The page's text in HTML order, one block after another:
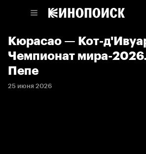
Кюрасао — Кот-
Чемпионат мира-
Пепе
25 июня 2026